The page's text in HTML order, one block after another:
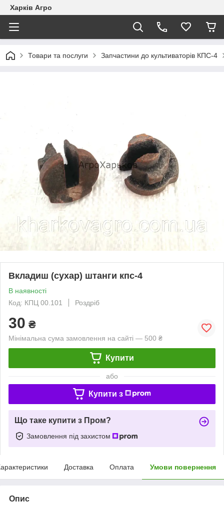
Харків Агро
Товари та послуги Запчастини до культиваторів КПС-4
Вкладиш (сухар) штанги кпс-4
В наявності
Код: КПЦ 00.101
Роздріб
30 ₴
Мінімальна сума замовлення на сайті — 500 ₴
Купити
або
Купити з
Що таке купити з Пром?
Замовлення під захистом
Доставка Оплата Умови повернення
Опис